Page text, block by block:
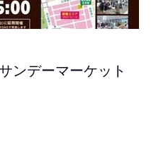
ンデーマーケット